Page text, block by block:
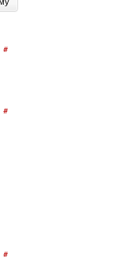
#
#
#